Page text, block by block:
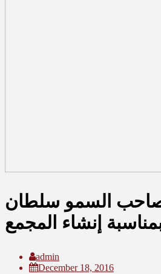
السمو سلطان
إنشاء المجمع
admin
December 18, 2016